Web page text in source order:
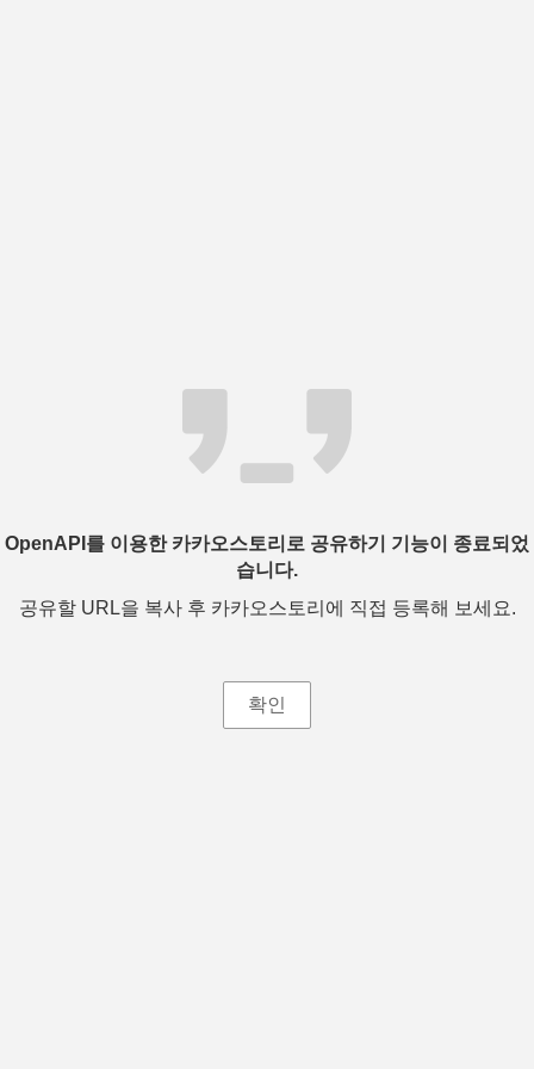
OpenAPI를 이용한 카카오스토리로 공유하기 기능이 종료되었
습니다.
공유할 URL을 복사 후 카카오스토리에 직접 등록해 보세요.
확인